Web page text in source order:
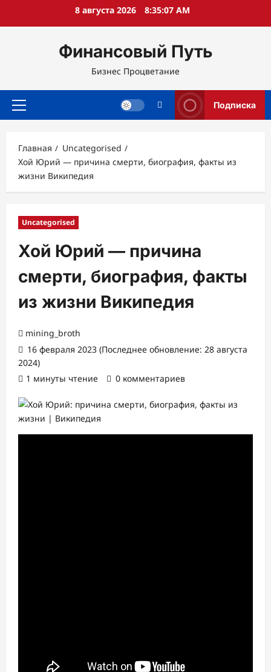
8 августа 2026 8:35:08 AM
Финансовый Путь
Бизнес Процветание
Основное
Подписка
Главная
Uncategorised
Хой Юрий — причина смерти, биография, факты из
жизни Википедия
Uncategorised
Хой Юрий — причина
смерти, биография, факты
из жизни Википедия
mining_broth
16 февраля 2023 (Последнее обновление: 28 августа
2024)
1 минуты чтение
0 комментариев